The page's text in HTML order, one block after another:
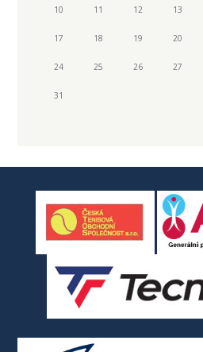
10 11 12 13
17 18 19 20
24 25 26 27
31